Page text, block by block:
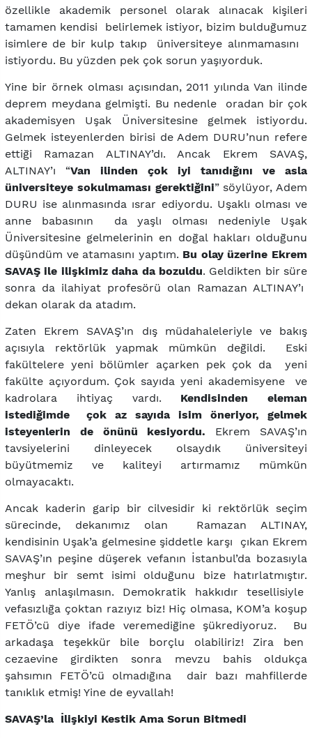
özellikle akademik personel olarak alınacak kişileri
tamamen kendisi belirlemek istiyor, bizim bulduğumuz
isimlere de bir kulp takıp üniversiteye alınmamasını
istiyordu. Bu yüzden pek çok sorun yaşıyorduk.
Yine bir örnek olması açısından, 2011 yılında Van ilinde
deprem meydana gelmişti. Bu nedenle oradan bir çok
akademisyen Uşak Üniversitesine gelmek istiyordu.
Gelmek isteyenlerden birisi de Adem DURU’nun refere
ettiği Ramazan ALTINAY’dı. Ancak Ekrem SAVAŞ,
ALTINAY’ı “Van ilinden çok iyi tanıdığını ve asla
üniversiteye sokulmaması gerektiğini” söylüyor, Adem
DURU ise alınmasında ısrar ediyordu. Uşaklı olması ve
anne babasının da yaşlı olması nedeniyle Uşak
Üniversitesine gelmelerinin en doğal hakları olduğunu
düşündüm ve atamasını yaptım. Bu olay üzerine Ekrem
SAVAŞ ile ilişkimiz daha da bozuldu. Geldikten bir süre
sonra da ilahiyat profesörü olan Ramazan ALTINAY’ı
dekan olarak da atadım.
Zaten Ekrem SAVAŞ’ın dış müdahaleleriyle ve bakış
açısıyla rektörlük yapmak mümkün değildi. Eski
fakültelere yeni bölümler açarken pek çok da yeni
fakülte açıyordum. Çok sayıda yeni akademisyene ve
kadrolara ihtiyaç vardı. Kendisinden eleman
istediğimde çok az sayıda isim öneriyor, gelmek
isteyenlerin de önünü kesiyordu. Ekrem SAVAŞ’ın
tavsiyelerini dinleyecek olsaydık üniversiteyi
büyütmemiz ve kaliteyi artırmamız mümkün
olmayacaktı.
Ancak kaderin garip bir cilvesidir ki rektörlük seçim
sürecinde, dekanımız olan Ramazan ALTINAY,
kendisinin Uşak’a gelmesine şiddetle karşı çıkan Ekrem
SAVAŞ’ın peşine düşerek vefanın İstanbul’da bozasıyla
meşhur bir semt isimi olduğunu bize hatırlatmıştır.
Yanlış anlaşılmasın. Demokratik hakkıdır tesellisiyle
vefasızlığa çoktan razıyız biz! Hiç olmasa, KOM’a koşup
FETÖ’cü diye ifade veremediğine şükrediyoruz. Bu
arkadaşa teşekkür bile borçlu olabiliriz! Zira ben
cezaevine girdikten sonra mevzu bahis oldukça
şahsımın FETÖ’cü olmadığına dair bazı mahfillerde
tanıklık etmiş! Yine de eyvallah!
SAVAŞ’la İlişkiyi Kestik Ama Sorun Bitmedi